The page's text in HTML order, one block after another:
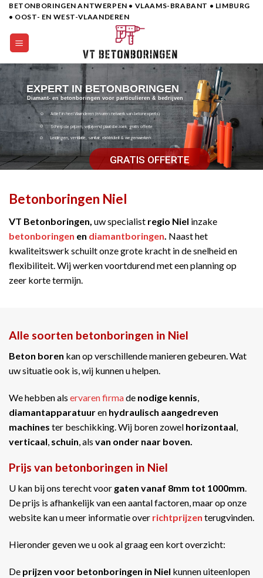
Skip
content
BETONBORINGEN ANTWERPEN • VLAAMS-BRABANT • LIMBURG
• OOST- EN WEST-VLAANDEREN
EXPERT IN BETONBORINGEN
Diamant- en betonboringen voor particulieren & bedrijven
Actief in heel Vlaanderen (ervaren netwerk van betonexperts)
Scherpste prijzen, vrijbijvend plaatsbezoek, gratis offerte
Leidingen, ventilatie, sanitair, elektriciteit & wegenwerken
GRATIS OFFERTE
Betonboringen Niel
VT Betonboringen, uw specialist regio Niel inzake
betonboringen en diamantboringen. Naast het
kwaliteitswerk schuilt onze grote kracht in de snelheid en
flexibiliteit. Wij werken voortdurend met een planning op
zeer korte termijn.
Alle soorten betonboringen in Niel
Beton boren kan op verschillende manieren gebeuren. Wat
uw situatie ook is, wij kunnen u helpen.
We hebben als ervaren firmade nodige kennis
diamantapparatuuren hydraulisch aangedreven
machines ter beschikking. Wij boren zowel horizontaal
verticaal schuin , als van onder naar boven.
Prijs van betonboringen in Niel
U kan bij ons terecht voor gaten vanaf 8mm tot 1000mm.
De prijs is afhankelijk van een aantal factoren, maar op onze
website kan u meer informatie over richtprijzen terugvinden.
Hieronder geven we u ook al graag een kort overzicht:
De prijzen voor betonboringen in Niel kunnen uiteenlopen